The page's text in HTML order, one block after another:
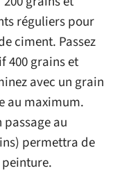
réguliers pour
ciment. Passez
400 grains et
avec un grain
au maximum.
au
permettra de